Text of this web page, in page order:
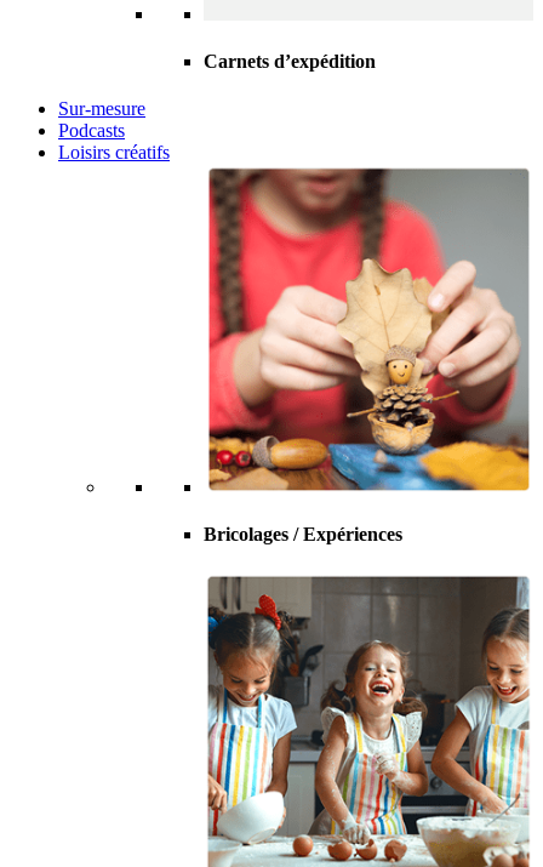
Carnets d’expédition
Sur-mesure
Podcasts
Loisirs créatifs
Bricolages / Expériences